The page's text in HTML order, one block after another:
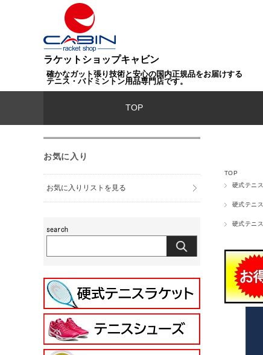
ラケットショップキャビン
確かなガット張り技術と安心の国内正規品をお届けする
テニス・バドミントン用品専門店です。
TOP
TOP
硬式テニス
硬式テニス
硬式テニス
お気に入り
お気に入りリストを見る